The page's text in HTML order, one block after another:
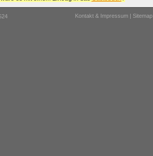
Kontakt & Impressum | Sitemap